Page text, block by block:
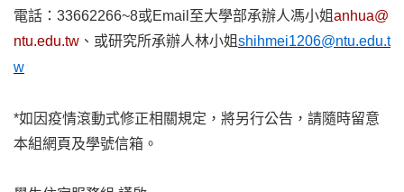
電話：33662266~8或Email至大學部承辦人馮小姐anhua@
ntu.edu.tw 、或研究所承辦人林小姐shihmei1206@ntu.edu.t
w
*如因疫情滾動式修正相關規定，將另行公告，請隨時留意
本組網頁及學號信箱。